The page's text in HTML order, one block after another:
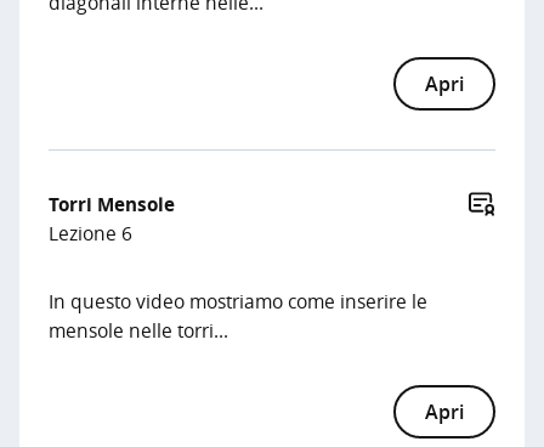
Apri
Torri Mensole
Lezione 6
In questo video mostriamo come inserire le
mensole nelle torri...
Apri